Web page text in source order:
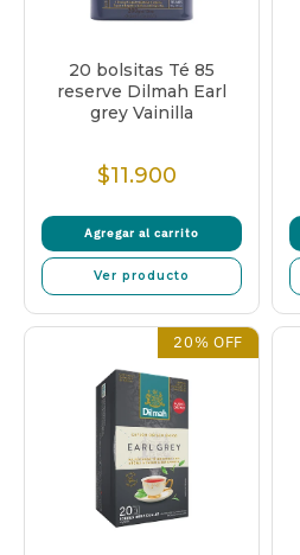
20 bolsitas Té 85
reserve Dilmah Earl
grey Vainilla
Precio
$11.900
Agregar al carrito
Ver producto
20% OFF